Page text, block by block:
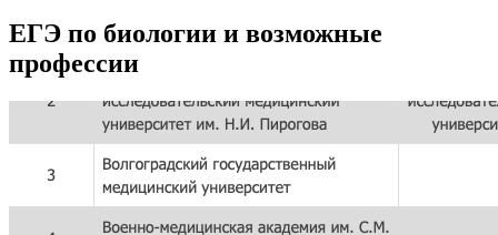
ЕГЭ по биологии и возможные
профессии